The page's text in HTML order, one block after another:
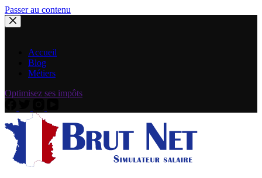
Passer au contenu
Accueil
Blog
Métiers
Optimisez ses impôts